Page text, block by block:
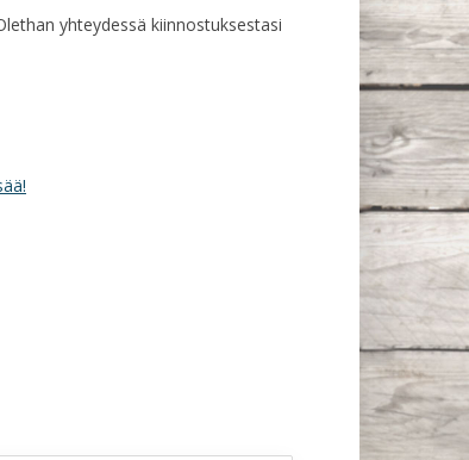
yhteydessä kiinnostuksestasi